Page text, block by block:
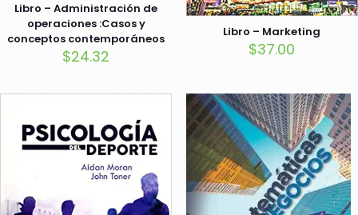
Libro – Administración de
operaciones :Casos y
conceptos contemporáneos
$24.32
Libro – Marketing
$37.00